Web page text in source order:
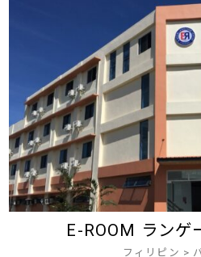
E-ROOM ランゲ
フィリピン >